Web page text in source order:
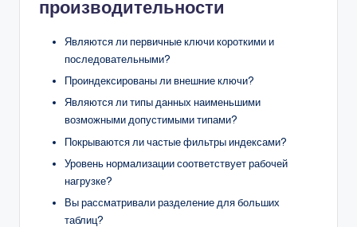
производительности
Являются ли первичные ключи короткими и
последовательными?
Проиндексированы ли внешние ключи?
Являются ли типы данных наименьшими
возможными допустимыми типами?
Покрываются ли частые фильтры индексами?
Уровень нормализации соответствует рабочей
нагрузке?
Вы рассматривали разделение для больших
таблиц?